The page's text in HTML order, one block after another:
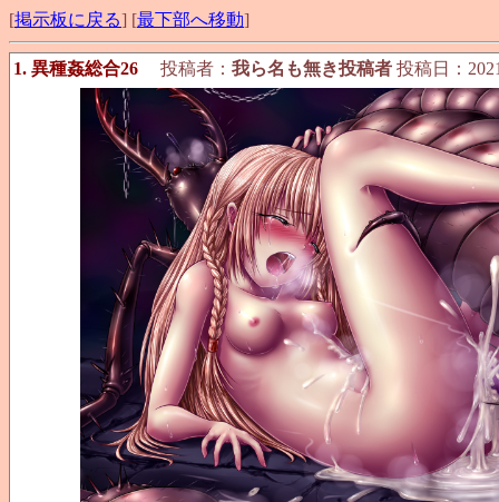
[掲示板に戻る] [最下部へ移動]
1. 異種姦総合26 投稿者： 我ら名も無き投稿者 投稿日：